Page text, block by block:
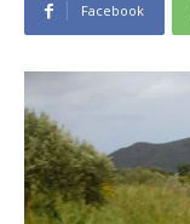
Facebook